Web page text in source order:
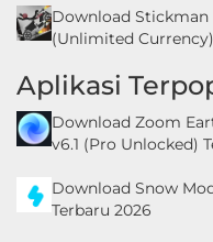
Download Stickman
(Unlimited
Aplikasi
Download Zoom
v6.1 (Pro Unlocked)
Download Snow
Terbaru 2026